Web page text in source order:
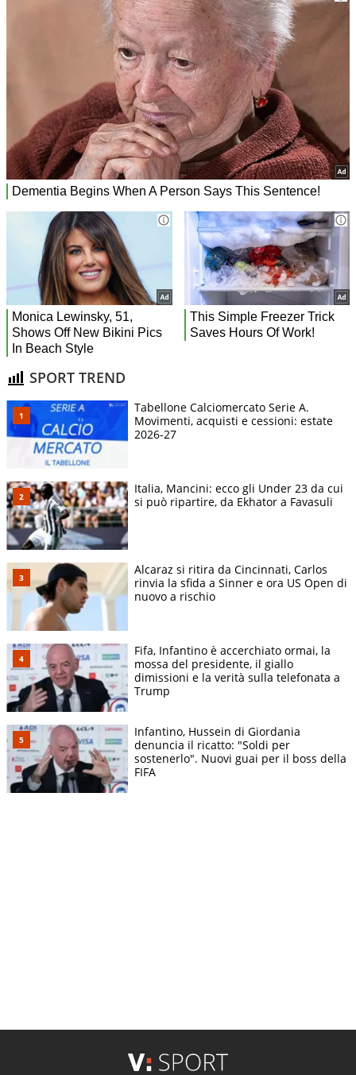
SPORT TREND
Tabellone Calciomercato Serie A.
Movimenti, acquisti e cessioni: estate
2026-27
Italia, Mancini: ecco gli Under 23 da cui
si può ripartire, da Ekhator a Favasuli
Alcaraz si ritira da Cincinnati, Carlos
rinvia la sfida a Sinner e ora US Open di
nuovo a rischio
Fifa, Infantino è accerchiato ormai, la
mossa del presidente, il giallo
dimissioni e la verità sulla telefonata a
Trump
Infantino, Hussein di Giordania
denuncia il ricatto: "Soldi per
sostenerlo". Nuovi guai per il boss della
FIFA